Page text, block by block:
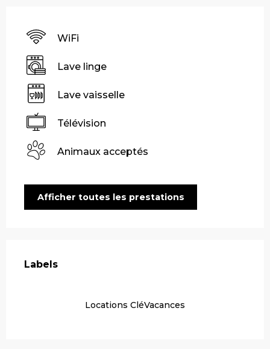
WiFi
Lave linge
Lave vaisselle
Télévision
Animaux acceptés
Afficher toutes les prestations
Labels
Labels
Locations CléVacances